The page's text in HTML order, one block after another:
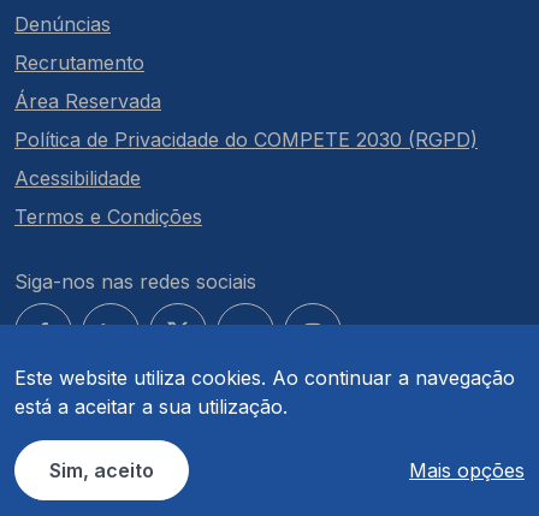
Este website utiliza cookies. Ao continuar a navegação
está a aceitar a sua utilização.
Sim, aceito Mais opções
Denúncias
Recrutamento
Área Reservada
Política de Privacidade do COMPETE 2030 (RGPD)
Acessibilidade
Termos e Condições
Siga-nos nas redes sociais
© COMPETE 2030. Todos os direitos reservados.